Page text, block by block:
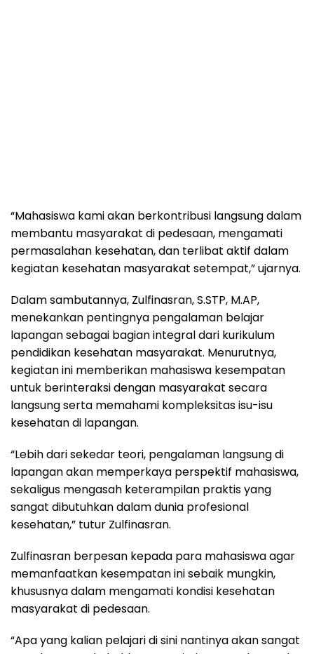
“Mahasiswa kami akan berkontribusi langsung dalam
membantu masyarakat di pedesaan, mengamati
permasalahan kesehatan, dan terlibat aktif dalam
kegiatan kesehatan masyarakat setempat,” ujarnya.
Dalam sambutannya, Zulfinasran, S.STP, M.AP,
menekankan pentingnya pengalaman belajar
lapangan sebagai bagian integral dari kurikulum
pendidikan kesehatan masyarakat. Menurutnya,
kegiatan ini memberikan mahasiswa kesempatan
untuk berinteraksi dengan masyarakat secara
langsung serta memahami kompleksitas isu-isu
kesehatan di lapangan.
“Lebih dari sekedar teori, pengalaman langsung di
lapangan akan memperkaya perspektif mahasiswa,
sekaligus mengasah keterampilan praktis yang
sangat dibutuhkan dalam dunia profesional
kesehatan,” tutur Zulfinasran.
Zulfinasran berpesan kepada para mahasiswa agar
memanfaatkan kesempatan ini sebaik mungkin,
khususnya dalam mengamati kondisi kesehatan
masyarakat di pedesaan.
“Apa yang kalian pelajari di sini nantinya akan sangat